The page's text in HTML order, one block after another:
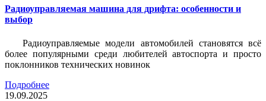
Радиоуправляемая машина для дрифта: особенности и
выбор
Радиоуправляемые модели автомобилей становятся всё
более популярными среди любителей автоспорта и просто
поклонников технических новинок
Подробнее
19.09.2025